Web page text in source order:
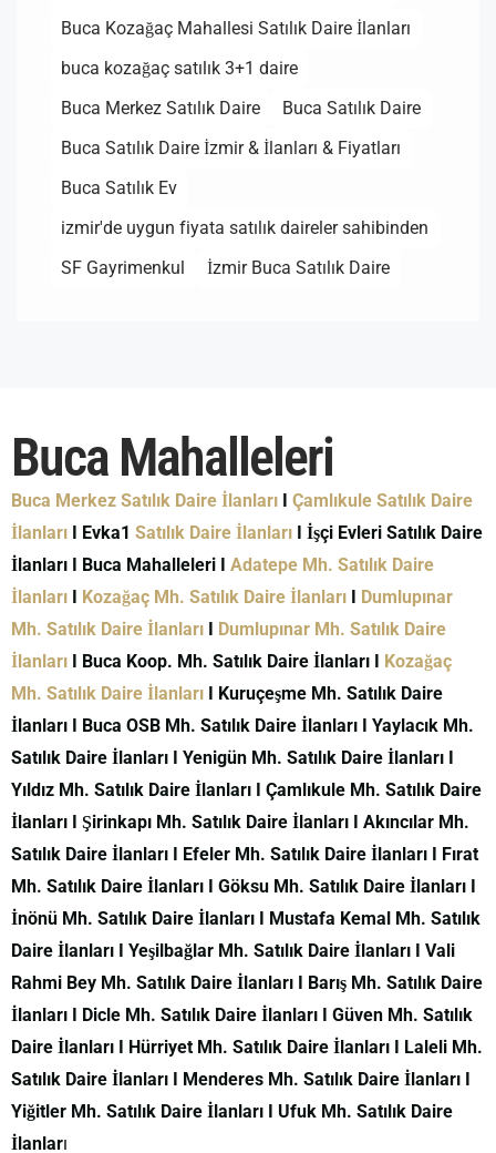
Buca Kozağaç Mahallesi Satılık Daire İlanları
buca kozağaç satılık 3+1 daire
Buca Merkez Satılık Daire
Buca Satılık Daire
Buca Satılık Daire İzmir & İlanları & Fiyatları
Buca Satılık Ev
izmir'de uygun fiyata satılık daireler sahibinden
SF Gayrimenkul
İzmir Buca Satılık Daire
Buca Mahalleleri
Buca Merkez Satılık Daire İlanları I Çamlıkule Satılık Daire
İlanları I Evka1 Satılık Daire İlanları I İşçi Evleri Satılık Daire
İlanları I Buca Mahalleleri I Adatepe Mh. Satılık Daire
İlanları I Kozağaç Mh. Satılık Daire İlanları I Dumlupınar
Mh. Satılık Daire İlanları I Dumlupınar Mh. Satılık Daire
İlanları I Buca Koop. Mh. Satılık Daire İlanları I Kozağaç
Mh. Satılık Daire İlanları I Kuruçeşme Mh. Satılık Daire
İlanları I Buca OSB Mh. Satılık Daire İlanları I Yaylacık Mh.
Satılık Daire İlanları I Yenigün Mh. Satılık Daire İlanları I
Yıldız Mh. Satılık Daire İlanları I Çamlıkule Mh. Satılık Daire
İlanları I Şirinkapı Mh. Satılık Daire İlanları I Akıncılar Mh.
Satılık Daire İlanları I Efeler Mh. Satılık Daire İlanları I Fırat
Mh. Satılık Daire İlanları I Göksu Mh. Satılık Daire İlanları I
İnönü Mh. Satılık Daire İlanları I Mustafa Kemal Mh. Satılık
Daire İlanları I Yeşilbağlar Mh. Satılık Daire İlanları I Vali
Rahmi Bey Mh. Satılık Daire İlanları I Barış Mh. Satılık Daire
İlanları I Dicle Mh. Satılık Daire İlanları I Güven Mh. Satılık
Daire İlanları I Hürriyet Mh. Satılık Daire İlanları I Laleli Mh.
Satılık Daire İlanları I Menderes Mh. Satılık Daire İlanları I
Yiğitler Mh. Satılık Daire İlanları I Ufuk Mh. Satılık Daire
İlanları